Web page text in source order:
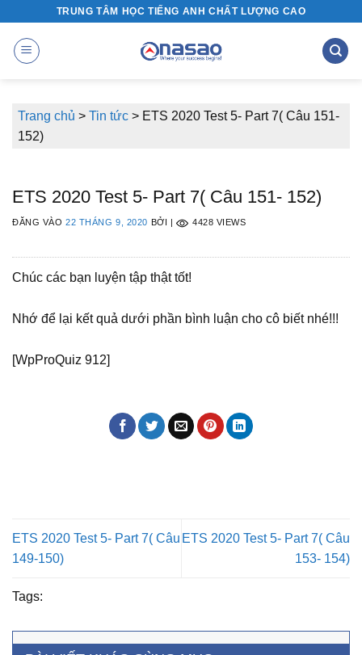
nội
TRUNG TÂM HỌC TIẾNG ANH CHẤT LƯỢNG CAO
Trang chủ > Tin tức > ETS 2020 Test 5- Part 7( Câu 151-
152)
ETS 2020 Test 5- Part 7( Câu 151- 152)
ĐĂNG VÀO22 THÁNG 9, 2020 BỞI 4428 VIEWS
Chúc các bạn luyện tập thật tốt!
Nhớ để lại kết quả dưới phần bình luận cho cô biết nhé!!!
[WpProQuiz 912]
ETS 2020 Test 5- Part 7( Câu
149-150)
ETS 2020 Test 5- Part 7( Câu
153- 154)
Tags: